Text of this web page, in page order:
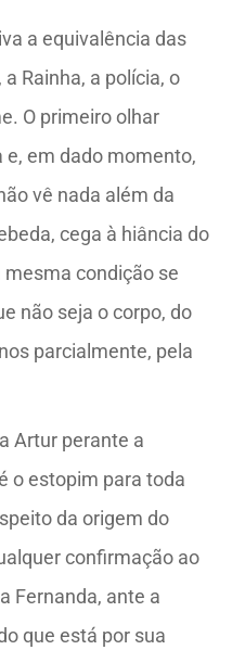
a equivalência das
Rainha, a polícia, o
O primeiro olhar
e, em dado momento,
vê nada além da
cega à hiância do
condição se
não seja o corpo, do
parcialmente, pela
Artur perante a
o estopim para toda
da origem do
confirmação ao
Fernanda, ante a
que está por sua